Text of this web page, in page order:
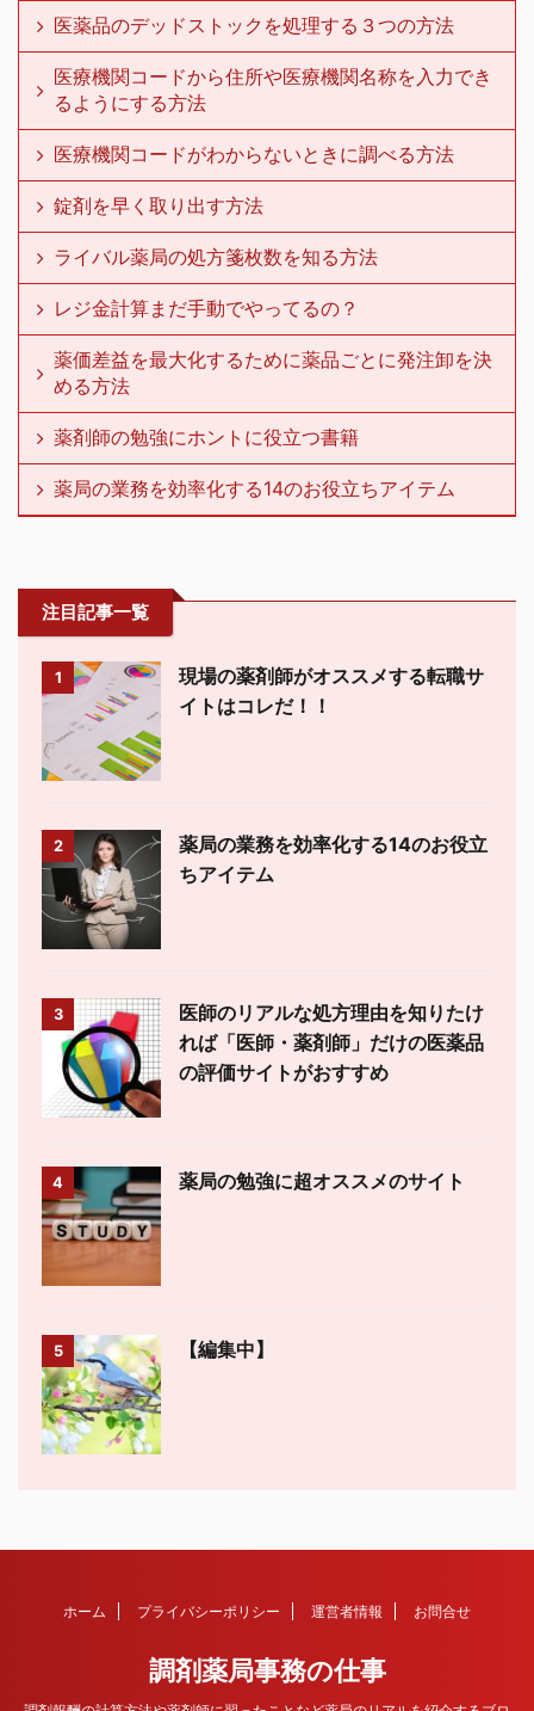
医薬品のデッドストックを処理する３つの方法
医療機関コードから住所や医療機関名称を入力でき
るようにする方法
医療機関コードがわからないときに調べる方法
錠剤を早く取り出す方法
ライバル薬局の処方箋枚数を知る方法
レジ金計算まだ手動でやってるの？
薬価差益を最大化するために薬品ごとに発注卸を決
める方法
薬剤師の勉強にホントに役立つ書籍
薬局の業務を効率化する14のお役立ちアイテム
注目記事一覧
1
現場の薬剤師がオススメする転職サ
イトはコレだ！！
2
薬局の業務を効率化する14のお役立
ちアイテム
3
医師のリアルな処方理由を知りたけ
れば「医師・薬剤師」だけの医薬品
の評価サイトがおすすめ
4 薬局の勉強に超オススメのサイト
5 【編集中】
ホーム プライバシーポリシー 運営者情報 お問合せ
調剤薬局事務の仕事